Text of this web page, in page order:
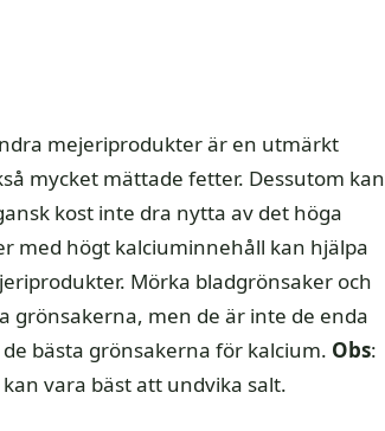
mejeriprodukter är en utmärkt
mycket mättade fetter. Dessutom kan
kost inte dra nytta av det höga
med högt kalciuminnehåll kan hjälpa
Mörka bladgrönsaker och
grönsakerna, men de är inte de enda
bästa grönsakerna för kalcium. Obs:
vara bäst att undvika salt.